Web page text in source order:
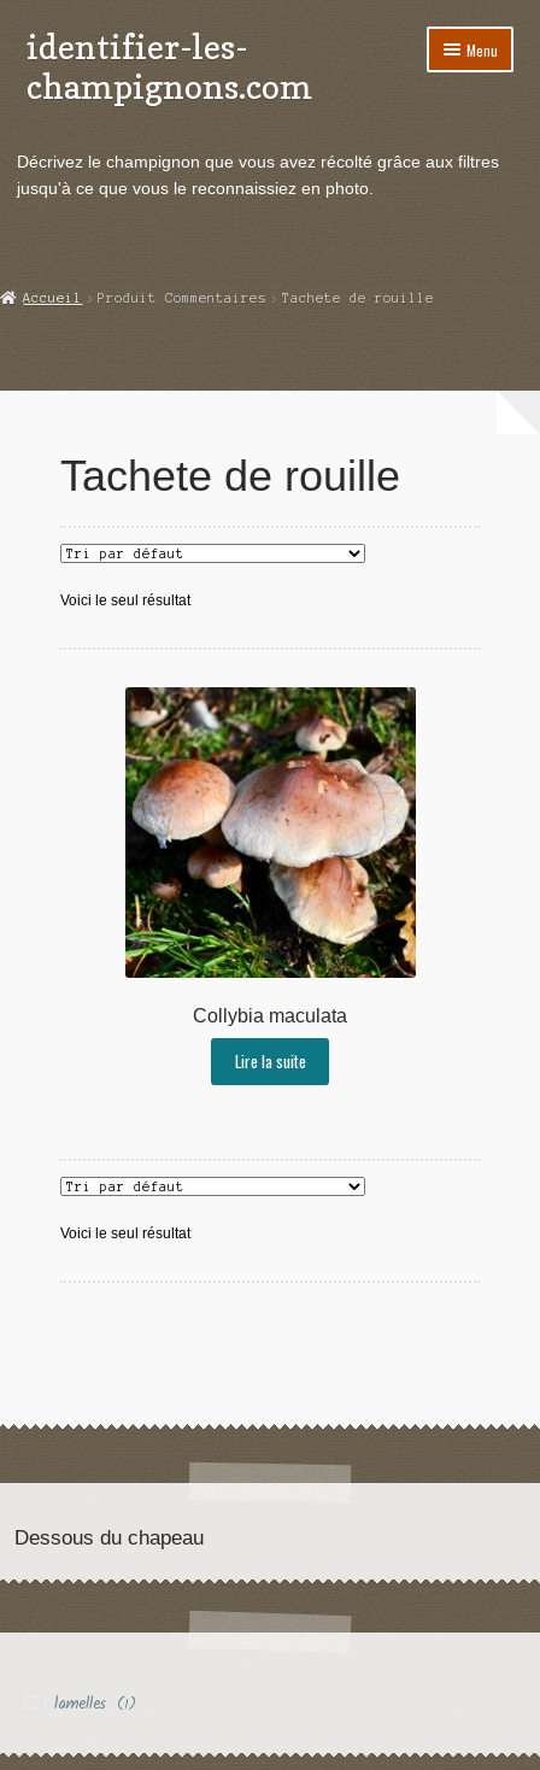
Aller
à
la
Aller
au
contenu
identifier-les-
champignons.com
Menu
le
Actualités
Echanges et contacts
Décrivez le champignon que vous avez récolté grâce aux filtres
jusqu'à ce que vous le reconnaissiez en photo.
Accueil Produit Commentaires Tachete de rouille
Tachete de rouille
Voici le seul résultat
Collybia maculata
Lire la suite
Voici le seul résultat
Dessous du chapeau
lamelles (1)